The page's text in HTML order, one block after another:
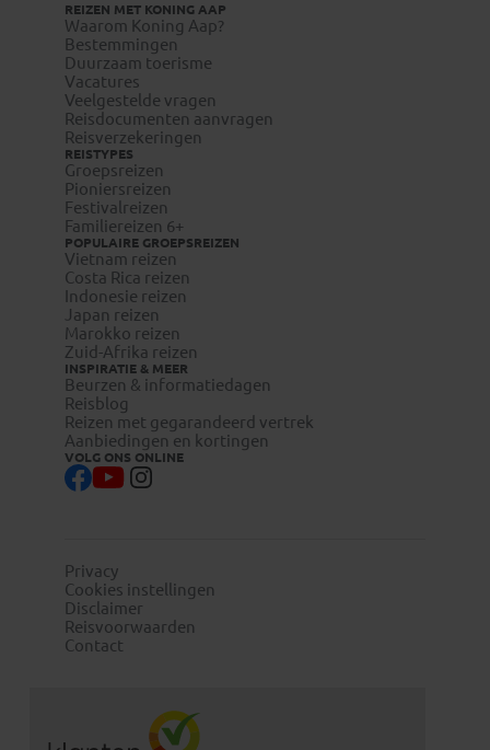
REIZEN MET KONING AAP
Waarom Koning Aap?
Bestemmingen
Duurzaam toerisme
Vacatures
Veelgestelde vragen
Reisdocumenten aanvragen
Reisverzekeringen
REISTYPES
Groepsreizen
Pioniersreizen
Festivalreizen
Familiereizen 6+
POPULAIRE GROEPSREIZEN
Vietnam reizen
Costa Rica reizen
Indonesie reizen
Japan reizen
Marokko reizen
Zuid-Afrika reizen
INSPIRATIE & MEER
Beurzen & informatiedagen
Reisblog
Reizen met gegarandeerd vertrek
Aanbiedingen en kortingen
VOLG ONS ONLINE
Privacy
Cookies instellingen
Disclaimer
Reisvoorwaarden
Contact